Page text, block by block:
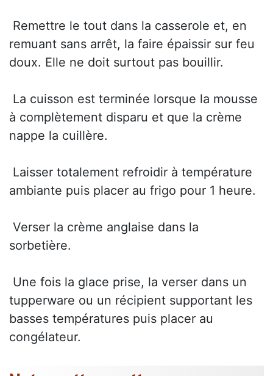
 Remettre le tout dans la casserole et, en
remuant sans arrêt, la faire épaissir sur feu
doux. Elle ne doit surtout pas bouillir.
 La cuisson est terminée lorsque la mousse
à complètement disparu et que la crème
nappe la cuillère.
 Laisser totalement refroidir à température
ambiante puis placer au frigo pour 1 heure.
 Verser la crème anglaise dans la
sorbetière.
 Une fois la glace prise, la verser dans un
tupperware ou un récipient supportant les
basses températures puis placer au
congélateur.